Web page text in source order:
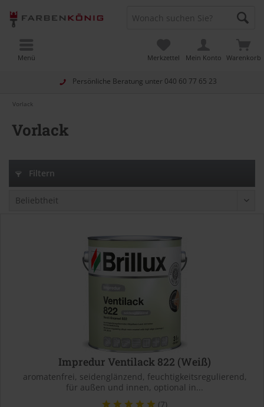
Persönliche Beratung unter 040 60 77 65 23
Warenkorb
Merkzettel Mein Konto
Menü
Vorlack
Vorlack
Filtern
Impredur Ventilack 822 (Weiß)
aromatenfrei, seidenglänzend, feuchtigkeitsregulierend,
für außen und innen, optional in...
(7)